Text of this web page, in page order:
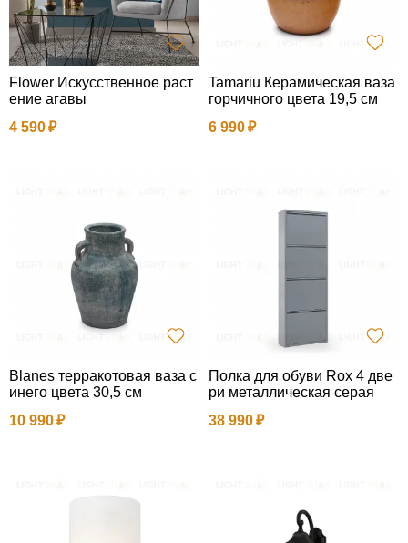
Flower Искусственное раст
ение агавы
4 590
Tamariu Керамическая ваза
горчичного цвета 19,5 см
6 990
Blanes терракотовая ваза с
инего цвета 30,5 см
10 990
Полка для обуви Rox 4 две
ри металлическая серая
38 990